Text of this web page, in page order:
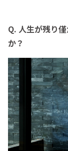
Q. 人生が残り
か？